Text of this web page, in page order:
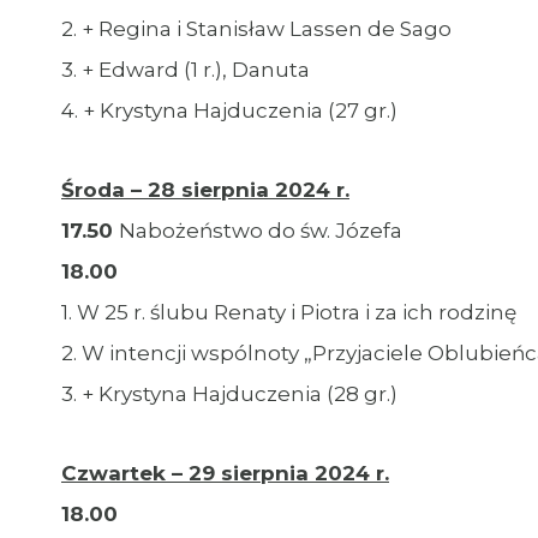
2. + Regina i Stanisław Lassen de Sago
3. + Edward (1 r.), Danuta
4. + Krystyna Hajduczenia (27 gr.)
Środa – 28 sierpnia 2024 r.
17.50 Nabożeństwo do św. Józefa
18.00
1. W 25 r. ślubu Renaty i Piotra i za ich rodzinę
2. W intencji wspólnoty „Przyjaciele
3. + Krystyna Hajduczenia (28 gr.)
Czwartek – 29 sierpnia 2024 r.
18.00